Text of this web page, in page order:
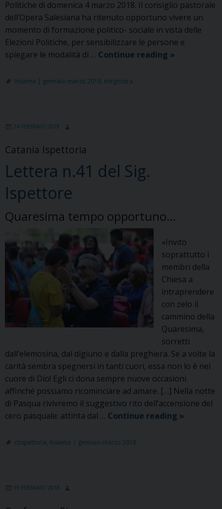
Politiche di domenica 4 marzo 2018. Il consiglio pastorale
dell’Opera Salesiana ha ritenuto opportuno vivere un
momento di formazione politico- sociale in vista delle
Elezioni Politiche, per sensibilizzare le persone e
spiegare le modalità di … Continue reading Votare
»
Insieme | gennaio-marzo 2018 megiostra
24 FEBBRAIO 2018
Catania Ispettoria
Lettera n.41 del Sig.
Ispettore
Quaresima tempo opportuno…
«Invito
soprattutto i
membri della
Chiesa a
intraprendere
con zelo il
cammino della
Quaresima,
sorretti
dall’elemosina, dal digiuno e dalla preghiera. Se a volte la
carità sembra spegnersi in tanti cuori, essa non lo è nel
cuore di Dio! Egli ci dona sempre nuove occasioni
affinché possiamo ricominciare ad amare. […] Nella notte
di Pasqua rivivremo il suggestivo rito dell’accensione del
cero pasquale: attinta dal … Continue reading Lettera
»
ctispettoria Insieme | gennaio-marzo 2018
19 FEBBRAIO 2018